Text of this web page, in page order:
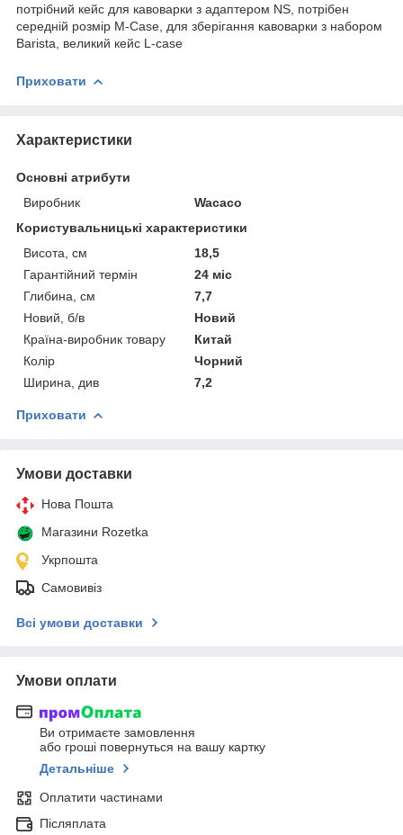
потрібний кейс для кавоварки з адаптером NS, потрібен
середній розмір M-Case, для зберігання кавоварки з набором
Barista, великий кейс L-case
Приховати
Характеристики
Основні атрибути
Виробник
Wacaco
Користувальницькі характеристики
Висота, см
18,5
Гарантійний термін
24 міс
Глибина, см
7,7
Новий, б/в
Новий
Країна-виробник товару
Китай
Колір
Чорний
Ширина, див
7,2
Приховати
Умови доставки
Нова Пошта
Магазини Rozetka
Укрпошта
Самовивіз
Всі умови доставки
Умови оплати
Ви отримаєте замовлення
або гроші повернуться на вашу картку
Детальніше
Оплатити частинами
Післяплата